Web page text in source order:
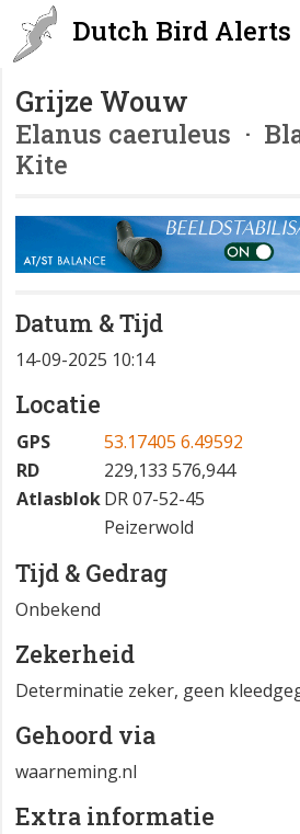
Dutch Bird Alerts
Grijze Wouw
Elanus caeruleus ·
Kite
Datum & Tijd
14-09-2025 10:14
Locatie
GPS
53.17405 6.49592
RD
229,133 576,944
AtlasblokDR 07-52-45
Peizerwold
Tijd & Gedrag
Onbekend
Zekerheid
Determinatie zeker, geen
Gehoord via
waarneming.nl
Extra informatie